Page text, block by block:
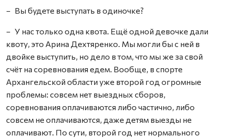
– Вы будете выступать в одиночке?
– У нас только одна квота. Ещё одной девочке дали
квоту, это Арина Дехтяренко. Мы могли бы с ней в
двойке выступить, но дело в том, что мы же за свой
счёт на соревнования едем. Вообще, в спорте
Архангельской области уже второй год огромные
проблемы: совсем нет выездных сборов,
соревнования оплачиваются либо частично, либо
совсем не оплачиваются, даже детям выезды не
оплачивают. По сути, второй год нет нормального